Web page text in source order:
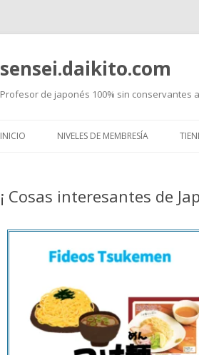
sensei.daikito.com
Profesor de japonés 100% sin conservantes
INICIO
JLPT
NIVELES DE MEMBRESÍA
¡ Cosas interesantes de